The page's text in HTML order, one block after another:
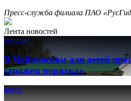
Пресс-служба филиала ПАО
Лента новостей
сегодня
В Чайковском для детей
стражем порядка»
вчера